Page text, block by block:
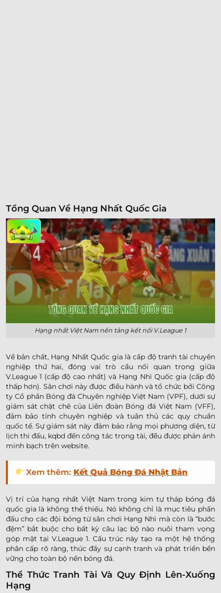
Tổng Quan Về Hạng Nhất Quốc Gia
Hạng nhất Việt Nam nền tảng kết nối V.League 1
Về bản chất, Hạng Nhất Quốc gia là cấp độ tranh tài chuyên
nghiệp thứ hai, đóng vai trò cầu nối quan trọng giữa
V.League 1 (cấp độ cao nhất) và Hạng Nhì Quốc gia (cấp độ
thấp hơn). Sân chơi này được điều hành và tổ chức bởi Công
ty Cổ phần Bóng đá Chuyên nghiệp Việt Nam (VPF), dưới sự
giám sát chặt chẽ của Liên đoàn Bóng đá Việt Nam (VFF),
đảm bảo tính chuyên nghiệp và tuân thủ các quy chuẩn
quốc tế. Sự giám sát này đảm bảo rằng mọi phương diện, từ
lịch thi đấu, kqbd đến công tác trọng tài, đều được phản ánh
minh bạch trên website.
Xem thêm: Kết Quả Bóng Đá Nhật Bản
Vị trí của hạng nhất Việt Nam trong kim tự tháp bóng đá
quốc gia là không thể thiếu. Nó không chỉ là mục tiêu phấn
đấu cho các đội bóng từ sân chơi Hạng Nhì mà còn là “bước
đệm” bắt buộc cho bất kỳ câu lạc bộ nào nuôi tham vọng
góp mặt tại V.League 1. Cấu trúc này tạo ra một hệ thống
phân cấp rõ ràng, thúc đẩy sự cạnh tranh và phát triển bền
vững cho toàn bộ nền bóng đá.
Thể Thức Tranh Tài Và Quy Định Lên-Xuống
Hạng